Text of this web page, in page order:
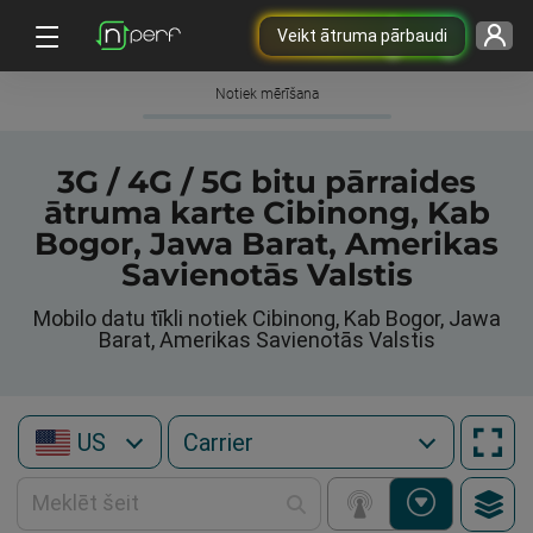
Veikt ātruma pārbaudi
Notiek mērīšana
3G / 4G / 5G bitu pārraides
ātruma karte Cibinong, Kab
Bogor, Jawa Barat, Amerikas
Savienotās Valstis
Mobilo datu tīkli notiek Cibinong, Kab Bogor, Jawa
Barat, Amerikas Savienotās Valstis
US